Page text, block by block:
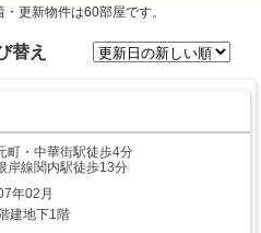
・更新物件は60部屋です。
替え
町・中華街駅徒歩4分
岸線関内駅徒歩13分
年02月
建地下1階